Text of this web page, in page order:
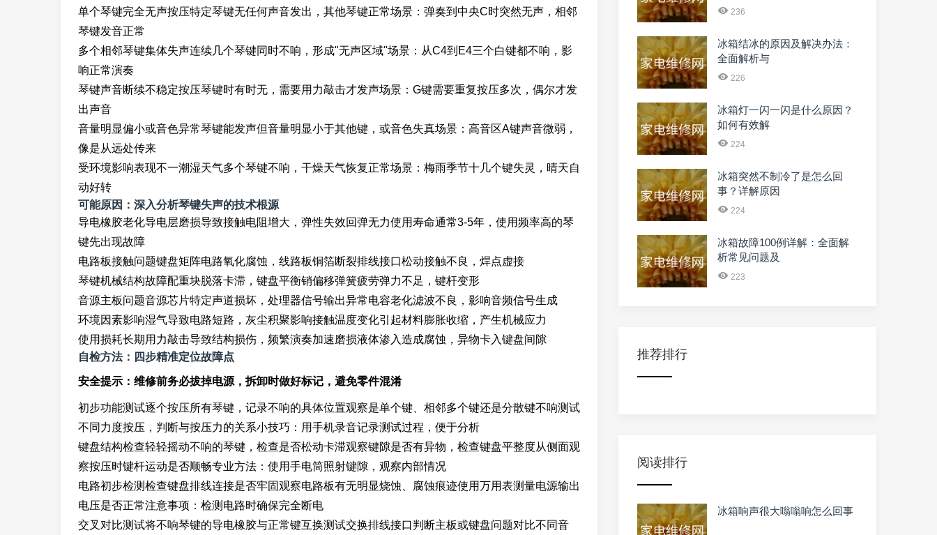
单个琴键完全无声按压特定琴键无任何声音发出，其他琴键正常场景：弹奏到中央C时突然无声，相邻
琴键发音正常
多个相邻琴键集体失声连续几个琴键同时不响，形成"无声区域"场景：从C4到E4三个白键都不响，影
响正常演奏
琴键声音断续不稳定按压琴键时有时无，需要用力敲击才发声场景：G键需要重复按压多次，偶尔才发
出声音
音量明显偏小或音色异常琴键能发声但音量明显小于其他键，或音色失真场景：高音区A键声音微弱，
像是从远处传来
受环境影响表现不一潮湿天气多个琴键不响，干燥天气恢复正常场景：梅雨季节十几个键失灵，晴天自
动好转
可能原因：深入分析琴键失声的技术根源
导电橡胶老化导电层磨损导致接触电阻增大，弹性失效回弹无力使用寿命通常3-5年，使用频率高的琴
键先出现故障
电路板接触问题键盘矩阵电路氧化腐蚀，线路板铜箔断裂排线接口松动接触不良，焊点虚接
琴键机械结构故障配重块脱落卡滞，键盘平衡销偏移弹簧疲劳弹力不足，键杆变形
音源主板问题音源芯片特定声道损坏，处理器信号输出异常电容老化滤波不良，影响音频信号生成
环境因素影响湿气导致电路短路，灰尘积聚影响接触温度变化引起材料膨胀收缩，产生机械应力
使用损耗长期用力敲击导致结构损伤，频繁演奏加速磨损液体渗入造成腐蚀，异物卡入键盘间隙
自检方法：四步精准定位故障点
安全提示：维修前务必拔掉电源，拆卸时做好标记，避免零件混淆
初步功能测试逐个按压所有琴键，记录不响的具体位置观察是单个键、相邻多个键还是分散键不响测试
不同力度按压，判断与按压力的关系小技巧：用手机录音记录测试过程，便于分析
键盘结构检查轻轻摇动不响的琴键，检查是否松动卡滞观察键隙是否有异物，检查键盘平整度从侧面观
察按压时键杆运动是否顺畅专业方法：使用手电筒照射键隙，观察内部情况
电路初步检测检查键盘排线连接是否牢固观察电路板有无明显烧蚀、腐蚀痕迹使用万用表测量电源输出
电压是否正常注意事项：检测电路时确保完全断电
交叉对比测试将不响琴键的导电橡胶与正常键互换测试交换排线接口判断主板或键盘问题对比不同音
236
冰箱结冰的原因及解决办法：
全面解析与
226
冰箱灯一闪一闪是什么原因？
如何有效解
224
冰箱突然不制冷了是怎么回
事？详解原因
224
冰箱故障100例详解：全面解
析常见问题及
223
推荐排行
阅读排行
冰箱响声很大嗡嗡响怎么回事